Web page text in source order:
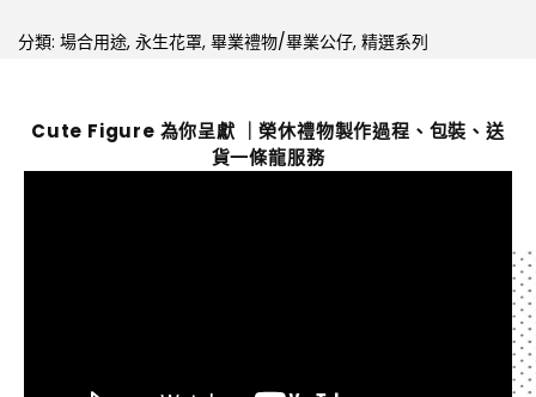
分類: 場合用途, 永生花罩, 畢業禮物/畢業公仔, 精選系列
Cute Figure 為你呈獻 ｜榮休禮物製作過程、包裝、送
貨一條龍服務